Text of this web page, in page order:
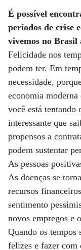
É possível
períodos de crise
vivemos no Brasil
Felicidade nos
podem ter. Em
necessidade,
economia
você está tentando
interessante que
propensos a
podem sustentar
As pessoas
As doenças se
recursos
sentimento
novos empregos e
Quando os tempos
felizes e fazer com